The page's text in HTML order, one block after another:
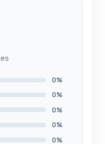
0%
0%
0%
0%
0%